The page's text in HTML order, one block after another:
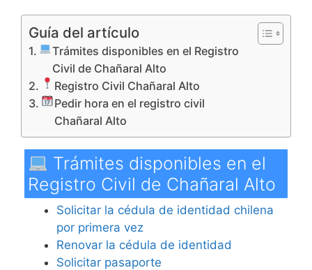
Guía del artículo
Trámites disponibles en el Registro
Civil de Chañaral Alto
Registro Civil Chañaral Alto
Pedir hora en el registro civil
Chañaral Alto
Trámites disponibles en el
Registro Civil de Chañaral Alto
Solicitar la cédula de identidad chilena
por primera vez
Renovar la cédula de identidad
Solicitar pasaporte